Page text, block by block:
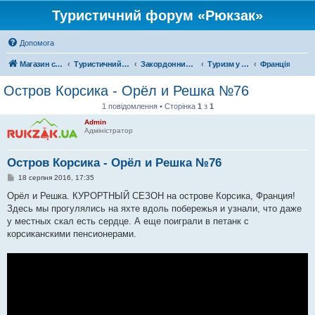
Туристичний форум «Рюкзак»
Допомога
Магазин спорядження Туристичний форум «Рюкзак» Закордонний туризм Туризм у Європі Франція
Остров Корсика - Орёл и Решка №76
1 повідомлення • Сторінка 1 з 1
Admin
Адміністратор
Остров Корсика - Орёл и Решка №76
П
в
і
д
о
л
н
18 серпня 2016, 17:35
Орёл и Решка. КУРОРТНЫЙ СЕЗОН на острове Корсика, Франция!
Здесь мы прогулялись на яхте вдоль побережья и узнали, что даже
у местных скал есть сердце. А еще поиграли в петанк с
корсиканскими пенсионерами.